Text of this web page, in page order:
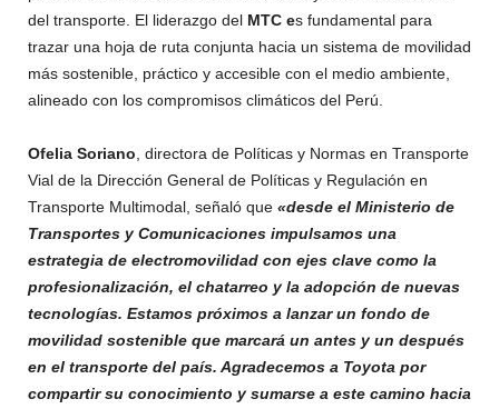
del transporte. El liderazgo del MTC es fundamental para
trazar una hoja de ruta conjunta hacia un sistema de movilidad
más sostenible, práctico y accesible con el medio ambiente,
alineado con los compromisos climáticos del Perú.
Ofelia Soriano , directora de Políticas y Normas en Transporte
Vial de la Dirección General de Políticas y Regulación en
Transporte Multimodal, señaló que «desde el Ministerio de
Transportes y Comunicaciones impulsamos una
estrategia de electromovilidad con ejes clave como la
profesionalización, el chatarreo y la adopción de nuevas
tecnologías. Estamos próximos a lanzar un fondo de
movilidad sostenible que marcará un antes y un después
en el transporte del país. Agradecemos a Toyota por
compartir su conocimiento y sumarse a este camino hacia